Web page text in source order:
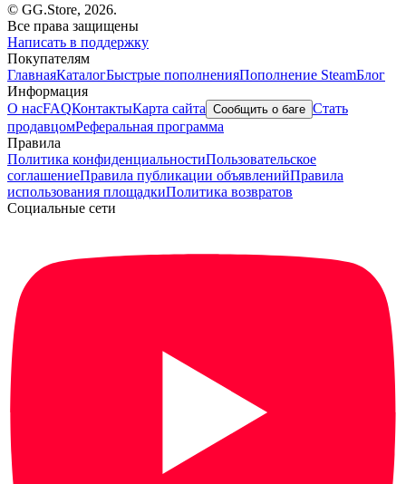
© GG.Store, 2026.
Все права защищены
Написать в поддержку
Покупателям
ГлавнаяКаталогБыстрые пополненияПополнение SteamБлог
Информация
О насFAQКонтактыКарта сайта Сообщить о баге Стать
продавцомРеферальная программа
Правила
Политика конфиденциальностиПользовательское
соглашениеПравила публикации объявленийПравила
использования площадкиПолитика возвратов
Социальные сети